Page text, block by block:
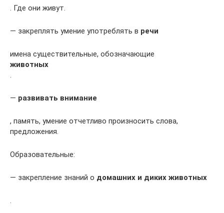
. Где они живут.
— закреплять умение употреблять в речи
имена существительные, обозначающие
животных
.
— развивать внимание
, память, умение отчетливо произносить слова,
предложения.
Образовательные:
— закрепление знаний о домашних и диких животных
.